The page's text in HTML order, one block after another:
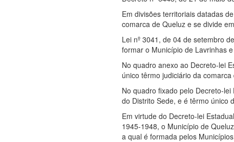
Em divisões territoriais datadas
comarca de Queluz e se divide
Lei nº 3041, de 04 de setembro
formar o Município de Lavrinhas
No quadro anexo ao Decreto-lei
único têrmo judiciário da
No quadro fixado pelo Decreto-
do Distrito Sede, e é têrmo único
Em virtude do Decreto-lei
1945-1948, o Município de
a qual é formada pelos